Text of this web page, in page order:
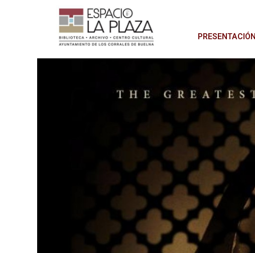
PRESENTACIÓN